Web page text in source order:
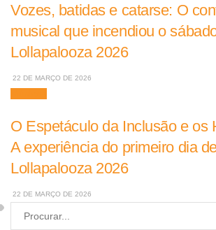
Vozes, batidas e catarse: O
musical que incendiou o
Lollapalooza 2026
22 DE MARÇO DE 2026
O Espetáculo da Inclusão e os
A experiência do primeiro dia
Lollapalooza 2026
22 DE MARÇO DE 2026